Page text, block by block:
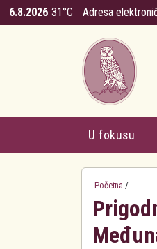
Skoči na glavni sadržaj
6.8.2026 31°C Adresa
U fokusu
Početna /